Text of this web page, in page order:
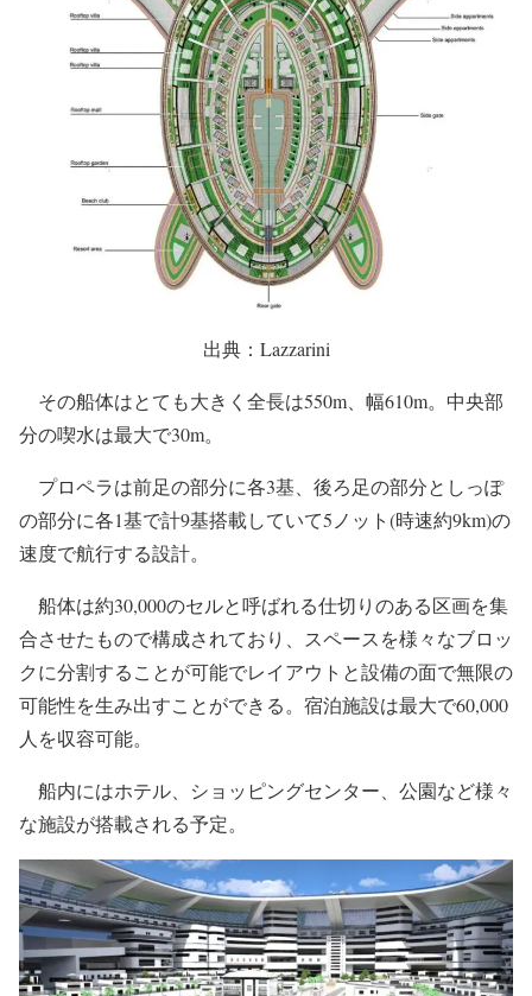
出典：Lazzarini
その船体はとても大きく全長は550m、幅610m。中央部
分の喫水は最大で30m。
プロペラは前足の部分に各3基、後ろ足の部分としっぽ
の部分に各1基で計9基搭載していて5ノット(時速約9km)の
速度で航行する設計。
船体は約30,000のセルと呼ばれる仕切りのある区画を集
合させたもので構成されており、スペースを様々なブロッ
クに分割することが可能でレイアウトと設備の面で無限の
可能性を生み出すことができる。宿泊施設は最大で60,000
人を収容可能。
船内にはホテル、ショッピングセンター、公園など様々
な施設が搭載される予定。